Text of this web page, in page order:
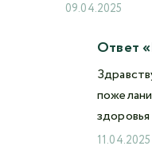
09.04.2025
Ответ
11.04.2025